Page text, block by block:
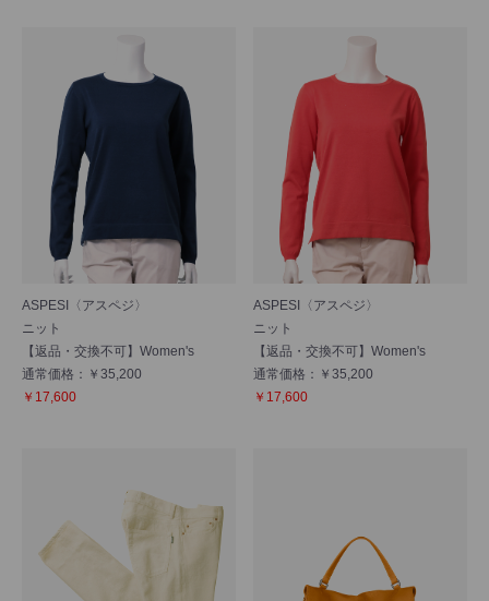
ASPESI〈アスペジ〉
ニット
【返品・交換不可】Women's
通常価格：￥35,200
￥17,600
ASPESI〈アスペジ〉
ニット
【返品・交換不可】Women's
通常価格：￥35,200
￥17,600